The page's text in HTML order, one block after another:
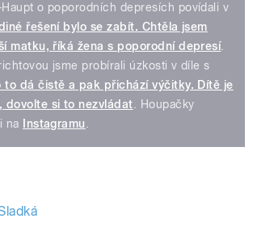
o poporodních depresích povídali v
řešení bylo se zabít. Chtěla jsem
matku, říká žena s poporodní depresí.
jsme probírali úzkosti v díle s
to dá čistě a pak přichází výčitky. Dítě je
dovolte si to nezvládat. Houpačky
na
Instagramu.